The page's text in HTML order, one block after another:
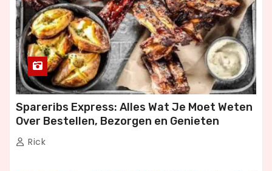
Spareribs Express: Alles Wat Je Moet Weten
Over Bestellen, Bezorgen en Genieten
Rick